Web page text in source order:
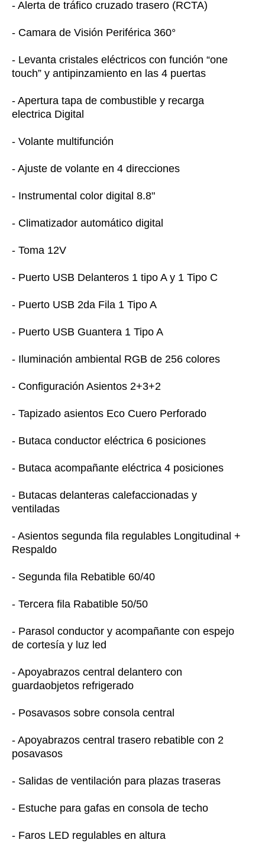
- Alerta de tráfico cruzado trasero (RCTA)
- Camara de Visión Periférica 360°
- Levanta cristales eléctricos con función “one
touch” y antipinzamiento en las 4 puertas
- Apertura tapa de combustible y recarga
electrica Digital
- Volante multifunción
- Ajuste de volante en 4 direcciones
- Instrumental color digital 8.8"
- Climatizador automático digital
- Toma 12V
- Puerto USB Delanteros 1 tipo A y 1 Tipo C
- Puerto USB 2da Fila 1 Tipo A
- Puerto USB Guantera 1 Tipo A
- Iluminación ambiental RGB de 256 colores
- Configuración Asientos 2+3+2
- Tapizado asientos Eco Cuero Perforado
- Butaca conductor eléctrica 6 posiciones
- Butaca acompañante eléctrica 4 posiciones
- Butacas delanteras calefaccionadas y
ventiladas
- Asientos segunda fila regulables Longitudinal +
Respaldo
- Segunda fila Rebatible 60/40
- Tercera fila Rabatible 50/50
- Parasol conductor y acompañante con espejo
de cortesía y luz led
- Apoyabrazos central delantero con
guardaobjetos refrigerado
- Posavasos sobre consola central
- Apoyabrazos central trasero rebatible con 2
posavasos
- Salidas de ventilación para plazas traseras
- Estuche para gafas en consola de techo
- Faros LED regulables en altura